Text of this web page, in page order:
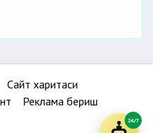
Сайт харитаси
Реклама бериш
24/7